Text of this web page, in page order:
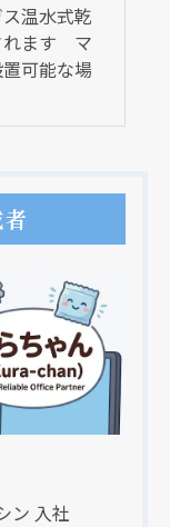
ス温水式乾
れます マ
可能な場
ン 入社